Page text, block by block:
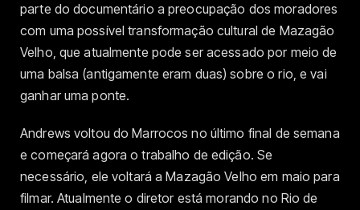
parte do documentário a preocupação dos moradores
com uma possível transformação cultural de Mazagão
Velho, que atualmente pode ser acessado por meio de
uma balsa (antigamente eram duas) sobre o rio, e vai
ganhar uma ponte.
Andrews voltou do Marrocos no último final de semana
e começará agora o trabalho de edição. Se
necessário, ele voltará a Mazagão Velho em maio para
filmar. Atualmente o diretor está morando no Rio de